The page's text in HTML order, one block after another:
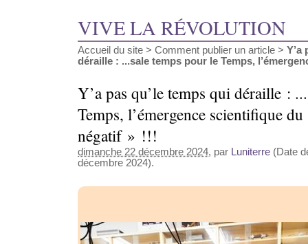
VIVE LA RÉVOLUTION
Accueil du site > Comment publier un article > Y’a
déraille : ...sale temps pour le Temps,
Y’a pas qu’le temps qui déraille :
Temps, l’émergence scientifique
négatif » !!!
dimanche 22 décembre 2024, par Luniterre (Date
décembre 2024).